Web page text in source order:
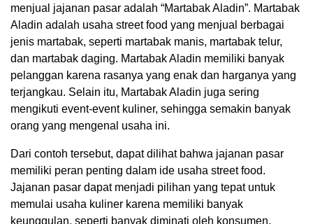
menjual jajanan pasar adalah “Martabak Aladin”. Martabak
Aladin adalah usaha street food yang menjual berbagai
jenis martabak, seperti martabak manis, martabak telur,
dan martabak daging. Martabak Aladin memiliki banyak
pelanggan karena rasanya yang enak dan harganya yang
terjangkau. Selain itu, Martabak Aladin juga sering
mengikuti event-event kuliner, sehingga semakin banyak
orang yang mengenal usaha ini.
Dari contoh tersebut, dapat dilihat bahwa jajanan pasar
memiliki peran penting dalam ide usaha street food.
Jajanan pasar dapat menjadi pilihan yang tepat untuk
memulai usaha kuliner karena memiliki banyak
keunggulan, seperti banyak diminati oleh konsumen,